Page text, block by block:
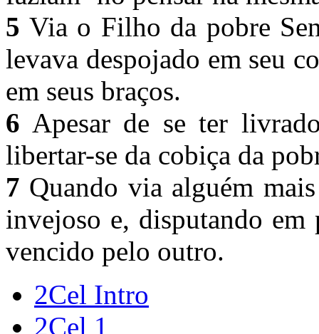
5 Via o Filho da pobre
levava despojado em seu
em seus braços.
6 Apesar de se ter
libertar-se da cobiça da
7 Quando via alguém
invejoso e, disputando em
vencido pelo outro.
2Cel Intro
2Cel 1